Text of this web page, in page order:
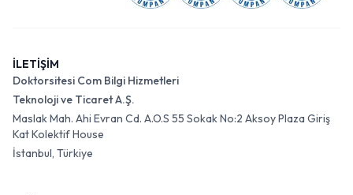
İLETİŞİM
Doktorsitesi Com Bilgi Hizmetleri
Teknoloji ve Ticaret A.Ş.
Maslak Mah. Ahi Evran Cd. A.O.S 55 Sokak No:2 Aksoy Plaza Giriş
Kat Kolektif House
İstanbul, Türkiye